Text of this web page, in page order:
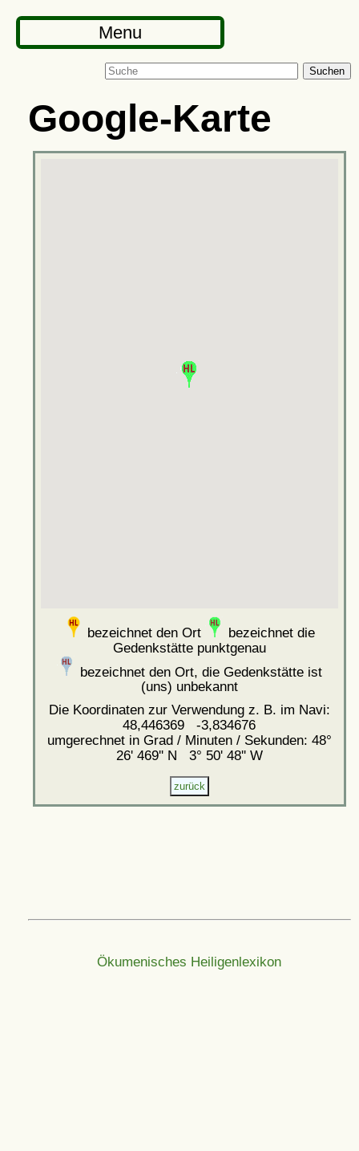
Menu
Suchen
Google-Karte
bezeichnet den Ort
bezeichnet die
Gedenkstätte punktgenau
bezeichnet den Ort, die Gedenkstätte ist
(uns) unbekannt
Die Koordinaten zur Verwendung z. B. im Navi:
48,446369 -3,834676
umgerechnet in Grad / Minuten / Sekunden: 48°
26' 469'' N 3° 50' 48'' W
Ökumenisches Heiligenlexikon